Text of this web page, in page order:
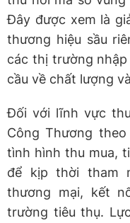
Đây được xem là
thương hiệu sầu
các thị trường
cầu về chất lượng
Đối với lĩnh vực
Công Thương
tình hình thu mua,
để kịp thời tham
thương mại, kết
trường tiêu thụ.